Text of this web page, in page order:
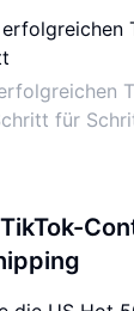
für